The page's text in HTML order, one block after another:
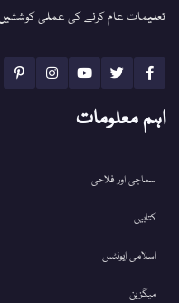
تعلیمات عام کرنے کی عملی
اہم معلومات
سماجی اور فلاحی
کتابیں
اسلامی ایونٹس
میگزین